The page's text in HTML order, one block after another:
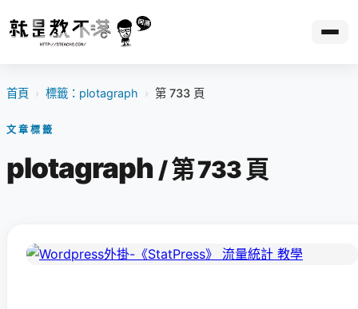
首頁 › 標籤：plotagraph › 第 733 頁
文章標籤
plotagraph / 第 733 頁